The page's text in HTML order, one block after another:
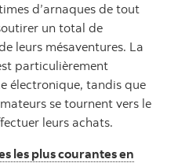
d’arnaques de tout
un total de
leurs mésaventures. La
particulièrement
électronique, tandis que
se tournent vers le
leurs achats.
les plus courantes en